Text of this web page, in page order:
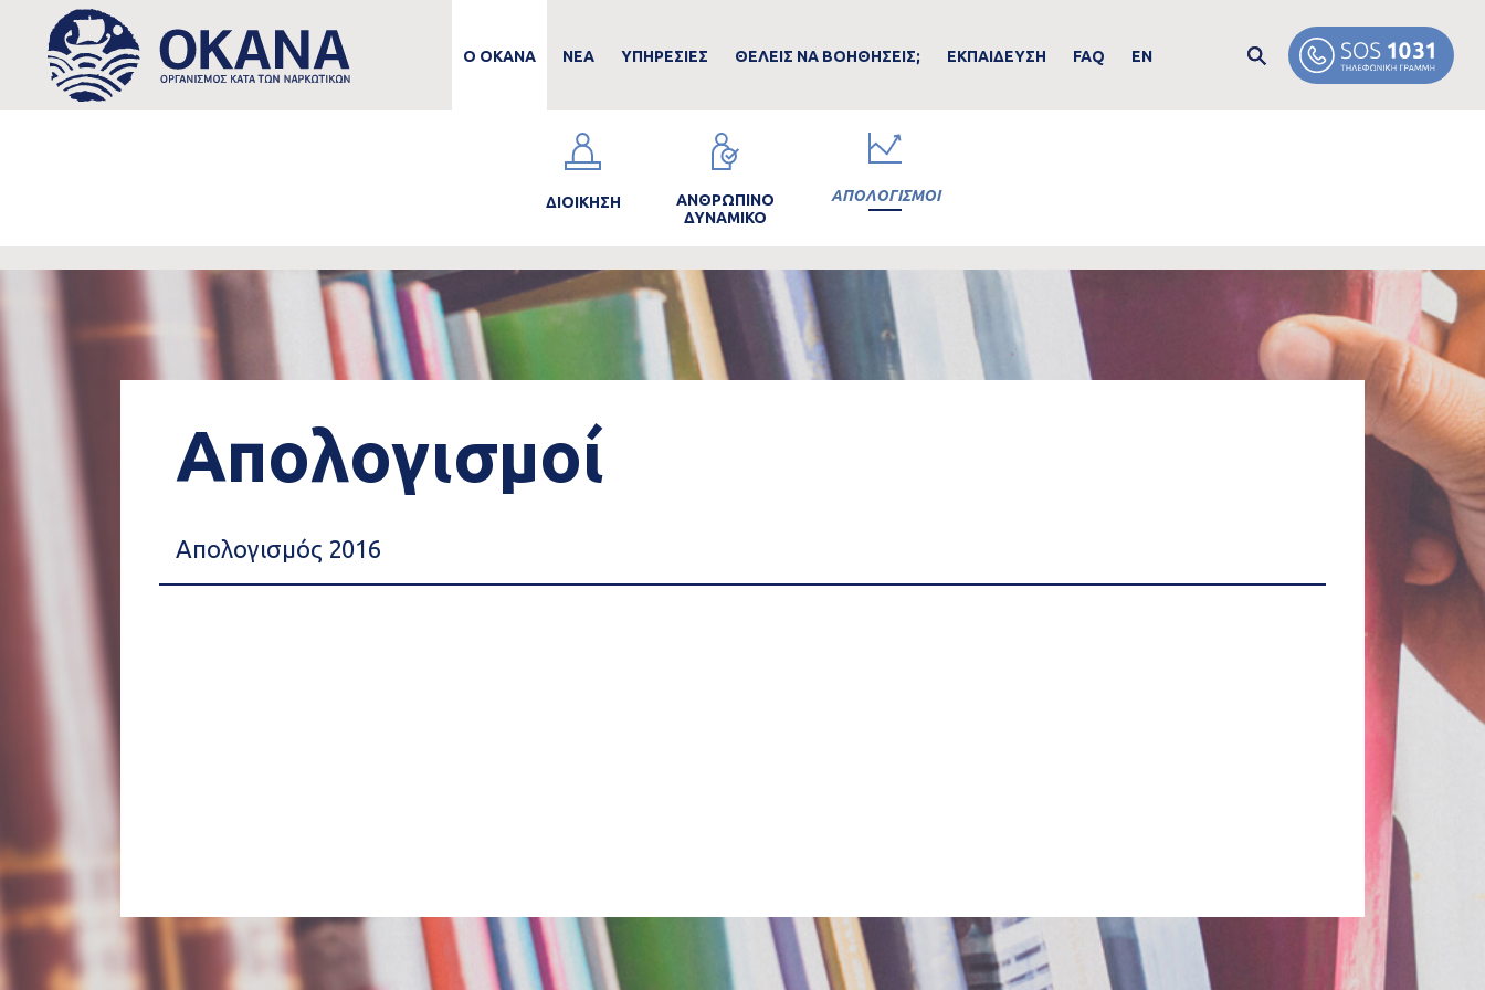
Skip to main content
Main
navigation
Ο ΟΚΑΝΑ ΝΕΑ ΥΠΗΡΕΣΙΕΣ ΘΕΛΕΙΣ ΝΑ ΒΟΗΘΗΣΕΙΣ; ΕΚΠΑΙΔΕΥΣΗ FAQ EN
Image
ΔΙΟΙΚΗΣΗ
ΑΝΘΡΩΠΙΝΟ
ΔΥΝΑΜΙΚΟ
ΑΠΟΛΟΓΙΣΜΟΙ
Απολογισμοί
Απολογισμός 2016